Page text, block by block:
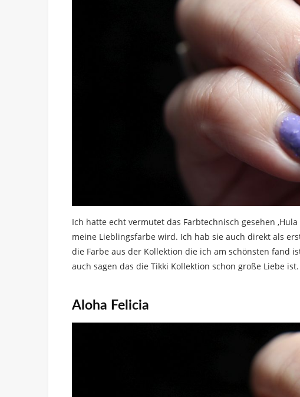
Ich hatte echt vermutet das Farbtechnisch gesehen
meine Lieblingsfarbe wird. Ich hab sie auch direkt als
die Farbe aus der Kollektion die ich am schönsten fand
auch sagen das die Tikki Kollektion schon große Liebe ist.
Aloha Felicia